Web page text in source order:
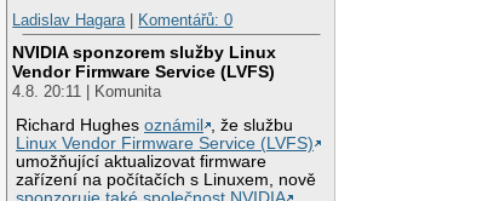
Ladislav Hagara| Komentářů: 0
NVIDIA sponzorem služby Linux
Vendor Firmware Service (LVFS)
4.8. 20:11 | Komunita
Richard Hughesoznámil
, že službu
Linux Vendor Firmware Service (LVFS)
umožňující aktualizovat firmware
zařízení na počítačích s Linuxem, nově